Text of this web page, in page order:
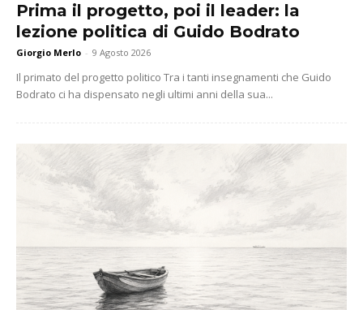
Prima il progetto, poi il leader: la
lezione politica di Guido Bodrato
Giorgio Merlo - 9 Agosto 2026
Il primato del progetto politico Tra i tanti insegnamenti che Guido
Bodrato ci ha dispensato negli ultimi anni della sua...